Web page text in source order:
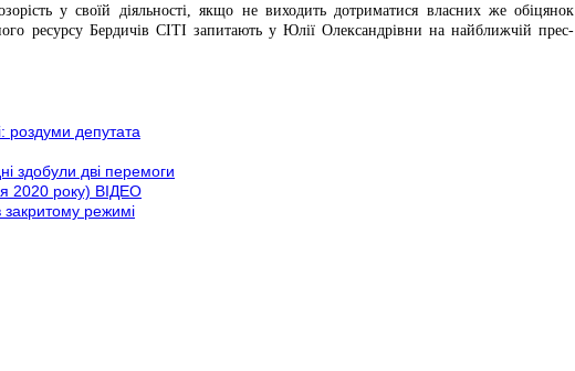
у своїй діяльності, якщо не виходить дотриматися власних же обіцянок
ресурсу Бердичів СІТІ запитають у Юлії Олександрівни на найближчій прес-
роздуми депутата
здобули дві перемоги
2020 року) ВІДЕО
закритому режимі